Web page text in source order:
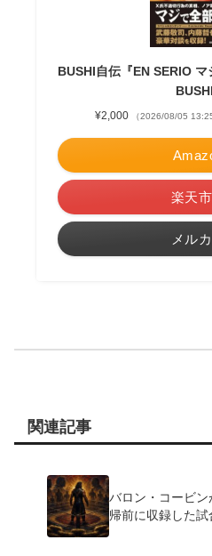
BUSHI自伝『EN SERIO
¥2,000 （2026/08/05
楽天
メル
関連記事
バロン・コービ
帰前に収録した